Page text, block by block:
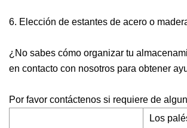
6. Elección de estantes de acero o
¿No sabes cómo organizar tu
en contacto con nosotros para obtener
Por favor contáctenos si requiere de
Los